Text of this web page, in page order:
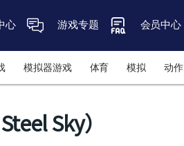
心 游戏专题 会员中心
模拟器游戏 体育 模拟 动作
Sky）